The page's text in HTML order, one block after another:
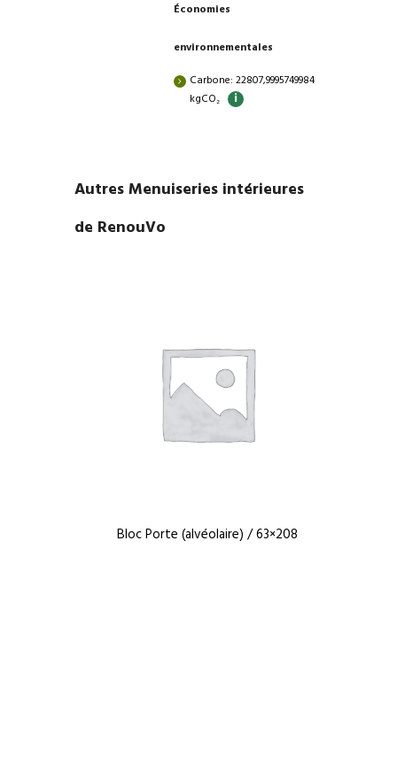
Économies
environnementales
Carbone: 22807,9995749984
kgCO₂
i
Autres Menuiseries intérieures
de RenouVo
Bloc Porte (alvéolaire) / 63×208